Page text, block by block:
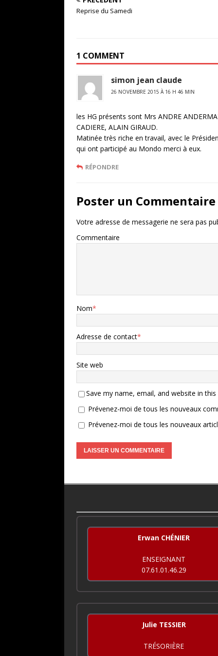
c
o
o
k
it
Reprise du Samedi
1 COMMENT
simon jean claude
26 NOVEMBRE 2015 À 16 H 46 MIN
les HG présents sont Mrs ANDRE
CADIERE, ALAIN GIRAUD.
Matinée très riche en travail, avec le
qui ont participé au Mondo merci à eux.
RÉPONDRE
Poster un Commentaire
Votre adresse de messagerie ne sera pas
Commentaire
Nom*
Adresse de contact*
Site web
Save my name, email, and website in
Prévenez-moi de tous les nouveaux
Prévenez-moi de tous les nouveaux
Erwan CHÉNIER
ENSEIGNANT
07.61.01.46.29
Julie TESSIER
TRÉSORIÈRE